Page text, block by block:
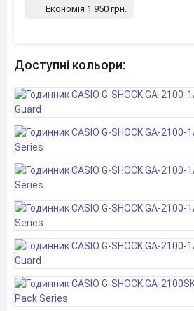
Економія 1 950 грн.
Доступні кольори: